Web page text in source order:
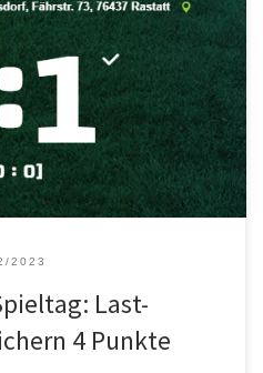
1:1 (Hz. 0:0) Gegen den
Kapitän Tim Ziegler dem FVP
einen Zähler. In einer zu jeder Zeit
Teams in Hälfte eins ihre
FVP verpasste Giani Riili die […]
2023
Last-
4 Punkte